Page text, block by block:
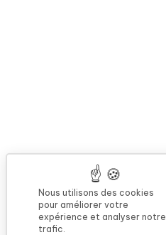
Nous utilisons des cookies
pour améliorer votre
expérience et analyser notre
trafic.